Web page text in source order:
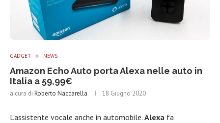
GADGET NEWS
Amazon Echo Auto porta Alexa nelle auto in
Italia a 59,99€
a cura di Roberto Naccarella 18 Giugno 2020
L’assistente vocale anche in automobile. Alexa fa